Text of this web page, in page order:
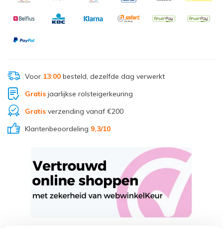
Voor 13:00besteld, dezelfde dag verwerkt
Gratisjaarlijkse rolsteigerkeuring
Gratisverzending vanaf €200
Klantenbeoordeling 9,3/10